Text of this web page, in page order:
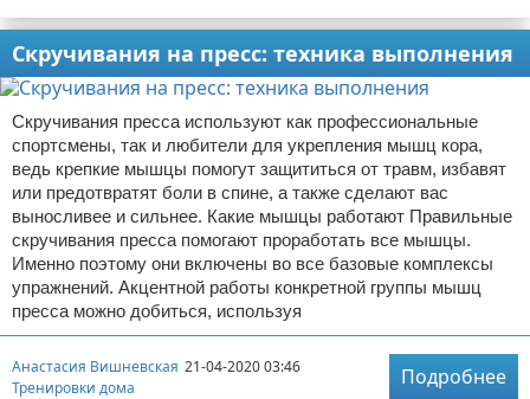
Скручивания на пресс: техника выполнения
Скручивания пресса используют как профессиональные
спортсмены, так и любители для укрепления мышц кора,
ведь крепкие мышцы помогут защититься от травм, избавят
или предотвратят боли в спине, а также сделают вас
выносливее и сильнее. Какие мышцы работают Правильные
скручивания пресса помогают проработать все мышцы.
Именно поэтому они включены во все базовые комплексы
упражнений. Акцентной работы конкретной группы мышц
пресса можно добиться, используя
Анастасия Вишневская 21-04-2020 03:46
Тренировки дома
Подробнее